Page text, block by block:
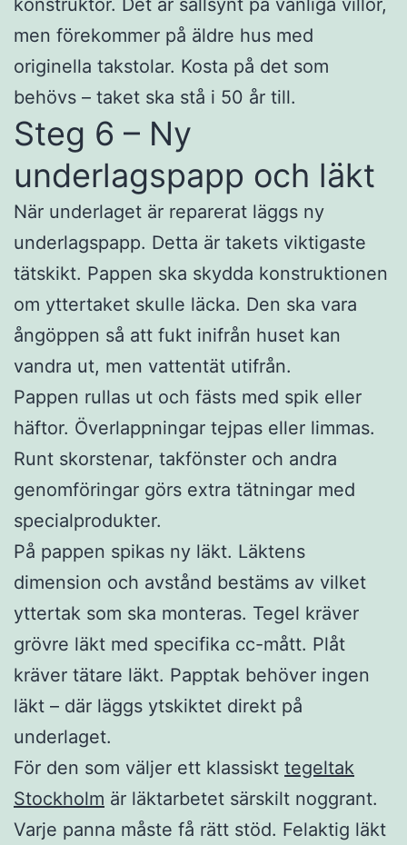
men förekommer på äldre hus med
originella takstolar. Kosta på det som
behövs – taket ska stå i 50 år till.
Steg 6 – Ny
underlagspapp och läkt
När underlaget är reparerat läggs ny
underlagspapp. Detta är takets viktigaste
tätskikt. Pappen ska skydda konstruktionen
om yttertaket skulle läcka. Den ska vara
ångöppen så att fukt inifrån huset kan
vandra ut, men vattentät utifrån.
Pappen rullas ut och fästs med spik eller
häftor. Överlappningar tejpas eller limmas.
Runt skorstenar, takfönster och andra
genomföringar görs extra tätningar med
specialprodukter.
På pappen spikas ny läkt. Läktens
dimension och avstånd bestäms av vilket
yttertak som ska monteras. Tegel kräver
grövre läkt med specifika cc-mått. Plåt
kräver tätare läkt. Papptak behöver ingen
läkt – där läggs ytskiktet direkt på
underlaget.
För den som väljer ett klassiskt tegeltak
Stockholm är läktarbetet särskilt noggrant.
Varje panna måste få rätt stöd. Felaktig läkt